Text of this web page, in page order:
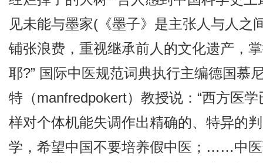
见未能与墨家(《墨子》是主张人与人
铺张浪费，重视继承前人的文化遗产，
耶?” 国际中医规范词典执行主编德国慕
特（manfredpokert）教授说：“西方医
样对个体机能失调作出精确的、特异
学，希望中国不要培养假中医；……中